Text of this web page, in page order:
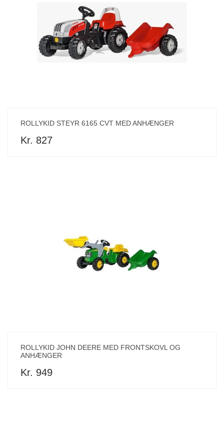
ROLLYKID STEYR 6165 CVT MED ANHÆNGER
Kr. 827
ROLLYKID JOHN DEERE MED FRONTSKOVL OG
ANHÆNGER
Kr. 949